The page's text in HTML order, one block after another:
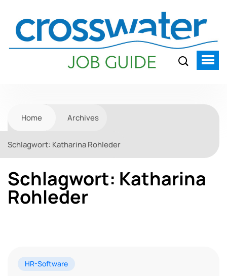
Home Archives
Schlagwort: Katharina Rohleder
Schlagwort: Katharina
Rohleder
HR-Software